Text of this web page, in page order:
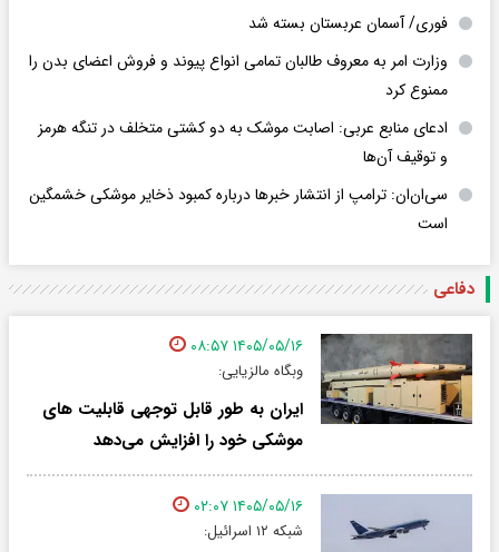
فوری/ آسمان عربستان بسته شد
وزارت امر به معروف طالبان تمامی انواع پیوند و فروش اعضای بدن را
ممنوع کرد
ادعای منابع عربی: اصابت موشک به دو کشتی متخلف در تنگه هرمز
و توقیف آن‌ها
سی‌ان‌ان: ترامپ از انتشار خبرها درباره کمبود ذخایر موشکی خشمگین
است
دفاعی
۱۴۰۵/۰۵/۱۶ ۰۸:۵۷
وبگاه مالزیایی:
ایران به طور قابل توجهی قابلیت های
موشکی خود را افزایش می‌دهد
۱۴۰۵/۰۵/۱۶ ۰۲:۰۷
شبکه ۱۲ اسرائیل: